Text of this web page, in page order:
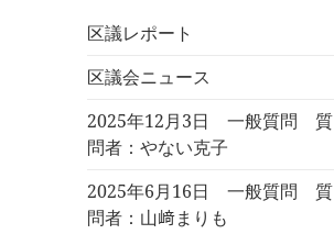
区議レポート
区議会ニュース
2025年12月3日 一般質問 質
問者：やない克子
2025年6月16日 一般質問 質
問者：山﨑まりも